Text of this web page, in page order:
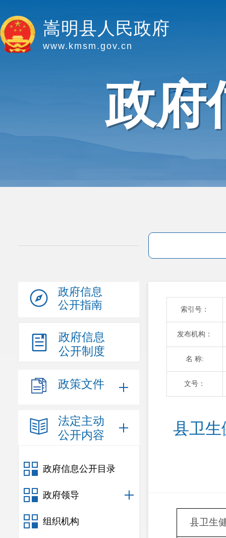
嵩明县人民政府
www.kmsm.gov.cn
政府
政府信息
公开指南
政府信息
公开制度
政策文件
法定主动
公开内容
政府信息公开目录
政府领导
组织机构
索引号：
发布机构：
名 称:
文号：
县卫生
县卫生